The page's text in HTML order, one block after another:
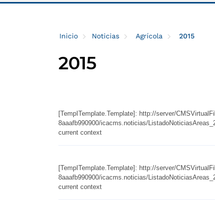
Inicio Noticias Agrícola 2015
2015
[TempITemplate.Template]: http://server/
8aaafb990900/icacms.noticias/
current context
[TempITemplate.Template]: http://server/
8aaafb990900/icacms.noticias/
current context